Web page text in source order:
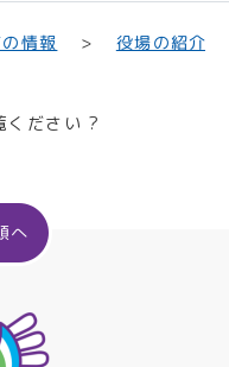
情報 役場の紹介
ください ?